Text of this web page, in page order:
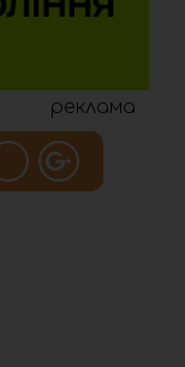
реклама